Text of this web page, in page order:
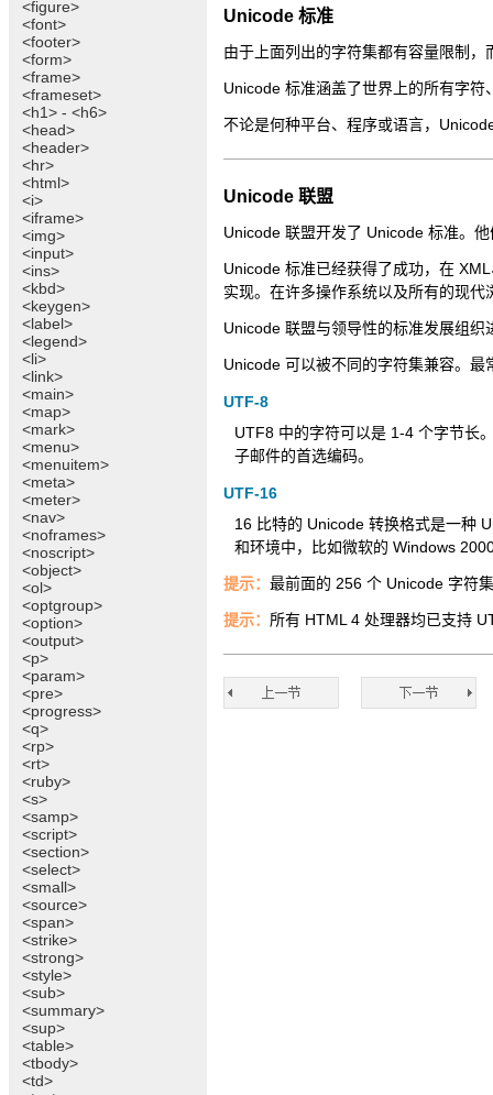
<figure>
<font>
<footer>
<form>
<frame>
<frameset>
<h1> - <h6>
<head>
<header>
<hr>
<html>
<i>
<iframe>
<img>
<input>
<ins>
<kbd>
<keygen>
<label>
<legend>
<li>
<link>
<main>
<map>
<mark>
<menu>
<menuitem>
<meta>
<meter>
<nav>
<noframes>
<noscript>
<object>
<ol>
<optgroup>
<option>
<output>
<p>
<param>
<pre>
<progress>
<q>
<rp>
<rt>
<ruby>
<s>
<samp>
<script>
<section>
<select>
<small>
<source>
<span>
<strike>
<strong>
<style>
<sub>
<summary>
<sup>
<table>
<tbody>
<td>
Unicode 标准
由于上面列出的字符集都有容量限制
Unicode 标准涵盖了世界上的所有字符
不论是何种平台、程序或语言，
Unicode 联盟
Unicode 联盟开发了 Unicode 标准。
Unicode 标准已经获得了成功，在
实现。在许多操作系统以及所有的现
Unicode 联盟与领导性的标准发展组
Unicode 可以被不同的字符集兼容。
UTF-8
UTF8 中的字符可以是 1-4 个字节长
子邮件的首选编码。
UTF-16
16 比特的 Unicode 转换格式是一种
和环境中，比如微软的 Windows
提示： 最前面的 256 个 Unicode 字符
提示： 所有 HTML 4 处理器均已支持